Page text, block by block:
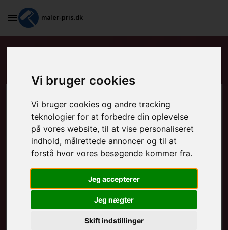
Vi bruger cookies
Vi bruger cookies og andre tracking
teknologier for at forbedre din oplevelse
på vores website, til at vise personaliseret
indhold, målrettede annoncer og til at
forstå hvor vores besøgende kommer fra.
Jeg accepterer
Jeg nægter
Skift indstillinger
maler-pris.dk
Beregn prisen her
MALEROPGAVER - INDVENDIGT:
MALEROPGAVER - UDVENDIGT:
FRAFLYTNINGSPAKKE: